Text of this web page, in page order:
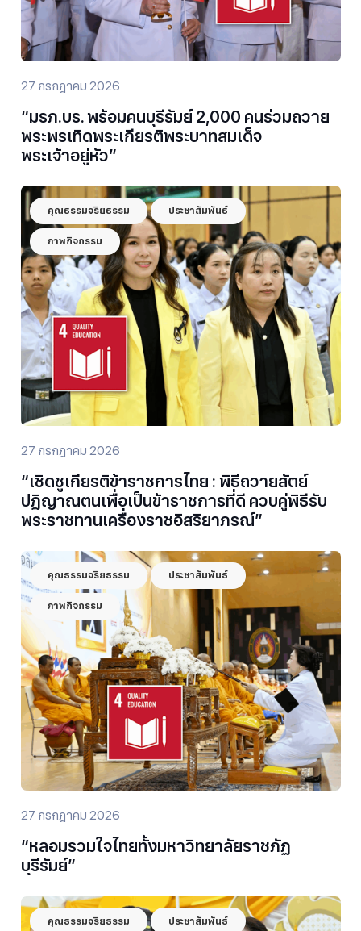
27 กรกฎาคม 2026
“มรภ.บร. พร้อมคนบุรีรัมย์ 2,000 คนร่วมถวาย
พระพรเทิดพระเกียรติพระบาทสมเด็จ
พระเจ้าอยู่หัว”
คุณธรรมจริยธรรม ประชาสัมพันธ์
ภาพกิจกรรม
27 กรกฎาคม 2026
“เชิดชูเกียรติข้าราชการไทย : พิธีถวายสัตย์
ปฏิญาณตนเพื่อเป็นข้าราชการที่ดี ควบคู่พิธีรับ
พระราชทานเครื่องราชอิสริยาภรณ์”
คุณธรรมจริยธรรม ประชาสัมพันธ์
ภาพกิจกรรม
27 กรกฎาคม 2026
“หลอมรวมใจไทยทั้งมหาวิทยาลัยราชภัฏ
บุรีรัมย์”
คุณธรรมจริยธรรม ประชาสัมพันธ์